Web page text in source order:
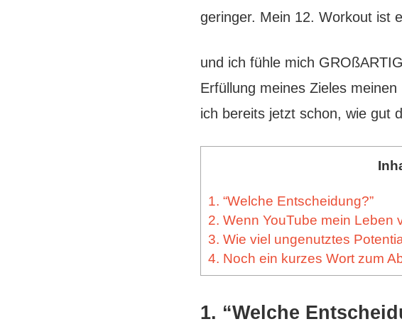
geringer. Mein 12. Workout
und ich fühle mich
Erfüllung meines Zieles
ich bereits jetzt schon, wie gut
1. “Welche Entscheidung?”
2. Wenn YouTube mein Leben
3. Wie viel ungenutztes
4. Noch ein kurzes Wort zum
1. “Welche